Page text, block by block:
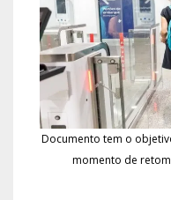
Documento tem o
momento de